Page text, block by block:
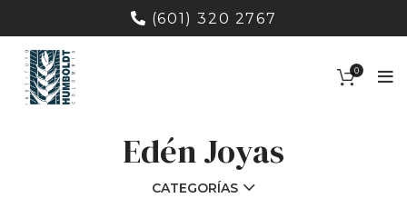
(601) 320 2767
0
Edén Joyas
CATEGORÍAS